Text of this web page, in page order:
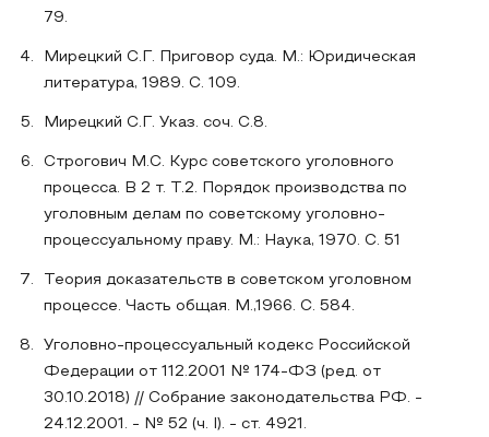
79.
Мирецкий С.Г. Приговор суда. М.: Юридическая
литература, 1989. С. 109.
Мирецкий С.Г. Указ. соч. С.8.
Строгович М.С. Курс советского уголовного
процесса. В 2 т. Т.2. Порядок производства по
уголовным делам по советскому уголовно-
процессуальному праву. М.: Наука, 1970. С. 51
Теория доказательств в советском уголовном
процессе. Часть общая. М.,1966. С. 584.
Уголовно-процессуальный кодекс Российской
Федерации от 112.2001 № 174-ФЗ (ред. от
30.10.2018) // Собрание законодательства РФ. -
24.12.2001. - № 52 (ч. I). - ст. 4921.